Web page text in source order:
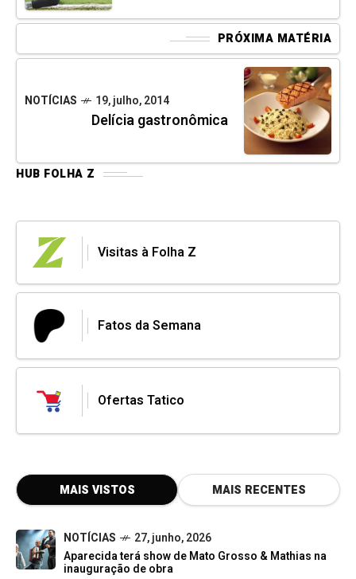
PRÓXIMA MATÉRIA
NOTÍCIAS 19, julho, 2014
Delícia gastronômica
HUB FOLHA Z
Visitas à Folha Z
Fatos da Semana
Ofertas Tatico
MAIS VISTOS MAIS RECENTES
NOTÍCIAS
27, junho, 2026
Aparecida terá show de Mato Grosso & Mathias na
inauguração de obra